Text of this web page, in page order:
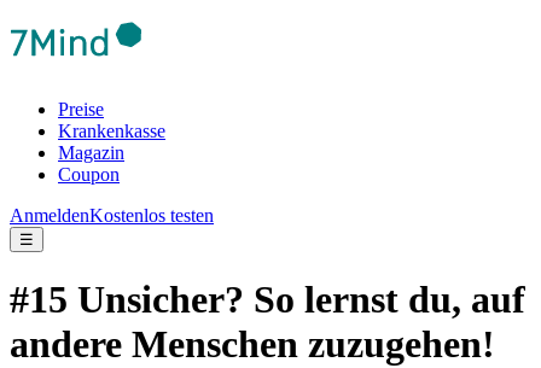
Preise
Krankenkasse
Magazin
Coupon
AnmeldenKostenlos testen
☰
#15 Unsicher? So lernst du, auf
andere Menschen zuzugehen!